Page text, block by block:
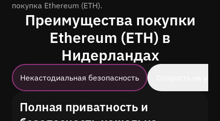
покупка Ethereum (ETH).
Преимущества покупки
Ethereum (ETH) в
Нидерландах
Некастодиальная безопасность
Полная приватность и